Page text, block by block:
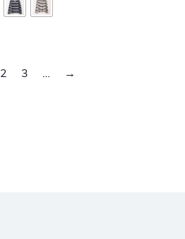
2 3 … →